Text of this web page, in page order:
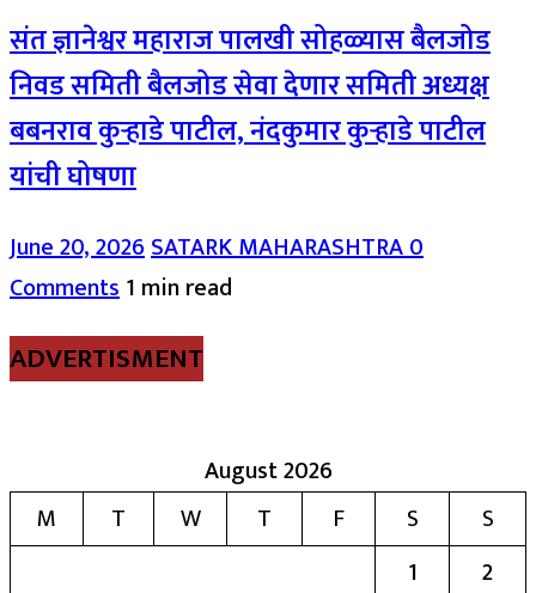
संत ज्ञानेश्वर महाराज पालखी सोहळ्यास बैलजोड
निवड समिती बैलजोड सेवा देणार समिती अध्यक्ष
बबनराव कुऱ्हाडे पाटील, नंदकुमार कुऱ्हाडे पाटील
यांची घोषणा
June 20, 2026SATARK MAHARASHTRA0
Comments1 min read
ADVERTISMENT
August 2026
M
T W T F S
S
1
2